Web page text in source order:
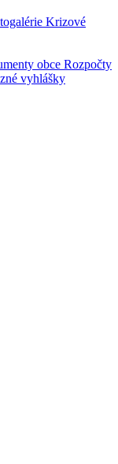
Krizové
obce Rozpočty
vyhlášky